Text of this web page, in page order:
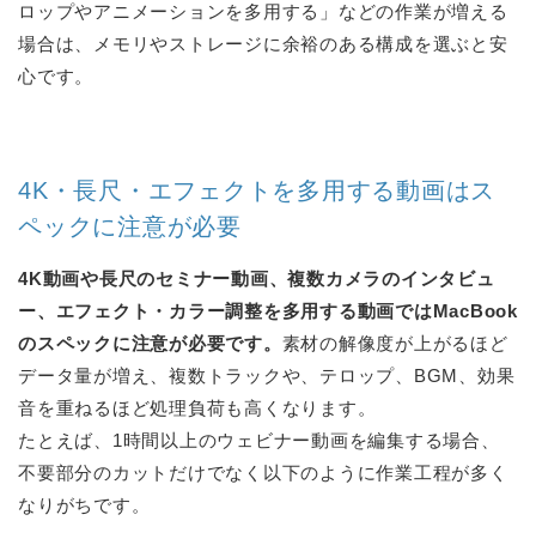
ロップやアニメーションを多用する」などの作業が増える
場合は、メモリやストレージに余裕のある構成を選ぶと安
心です。
4K・長尺・エフェクトを多用する動画はス
ペックに注意が必要
4K動画や長尺のセミナー動画、複数カメラのインタビュ
ー、エフェクト・カラー調整を多用する動画ではMacBook
のスペックに注意が必要です。 素材の解像度が上がるほど
データ量が増え、複数トラックや、テロップ、BGM、効果
音を重ねるほど処理負荷も高くなります。
たとえば、1時間以上のウェビナー動画を編集する場合、
不要部分のカットだけでなく以下のように作業工程が多く
なりがちです。